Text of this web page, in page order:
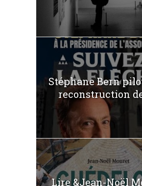
Stéphane Bern
reconstruction
Lire &Jean-Noël